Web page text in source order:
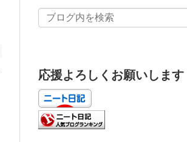
応援よろしくお願いします